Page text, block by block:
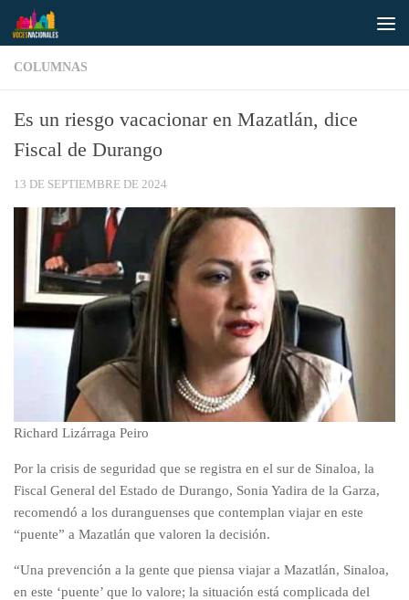
Saltar al contenido
COLUMNAS
Es un riesgo vacacionar en Mazatlán, dice
Fiscal de Durango
13 DE SEPTIEMBRE DE 2024
Richard Lizárraga Peiro
Por la crisis de seguridad que se registra en el sur de Sinaloa, la
Fiscal General del Estado de Durango, Sonia Yadira de la Garza,
recomendó a los duranguenses que contemplan viajar en este
“puente” a Mazatlán que valoren la decisión.
“Una prevención a la gente que piensa viajar a Mazatlán, Sinaloa,
en este ‘puente’ que lo valore; la situación está complicada del